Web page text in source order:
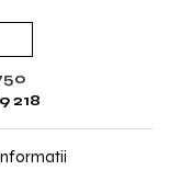
218